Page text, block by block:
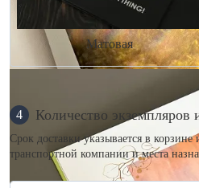
Матовая
4 Количество экземпляров
Срок доставки указывается в
транспортной компании и места